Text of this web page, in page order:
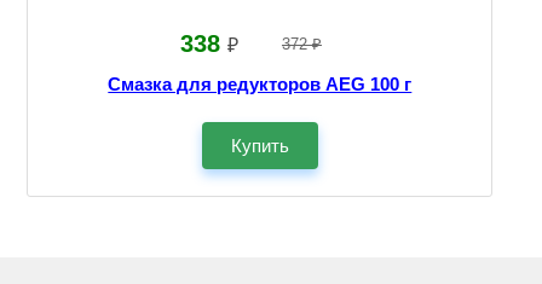
338 ₽ 372 ₽
Смазка для редукторов AEG 100 г
Купить